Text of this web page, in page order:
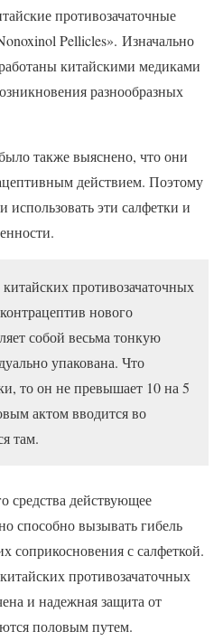
противозачаточные
Pellicles». Изначально
китайскими медиками
разнообразных
также выяснено, что они
действием. Поэтому
эти салфетки и
противозачаточных
нового
собой весьма тонкую
упакована. Что
то он не превышает 10 на 5
актом вводится во
там.
средства действующее
способно вызывать гибель
соприкосновения с салфеткой.
противозачаточных
и надежная защита от
половым путем.